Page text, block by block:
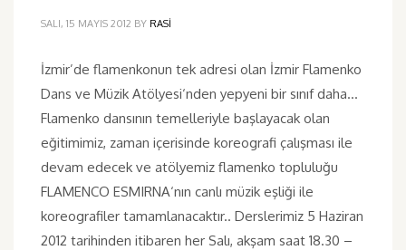
SALI, 15 MAYIS 2012 BY RASI
İzmir’de flamenkonun tek adresi olan İzmir Flamenko
Dans ve Müzik Atölyesi‘nden yepyeni bir sınıf daha…
Flamenko dansının temelleriyle başlayacak olan
eğitimimiz, zaman içerisinde koreografi çalışması ile
devam edecek ve atölyemiz flamenko topluluğu
FLAMENCO ESMIRNA‘nın canlı müzik eşliği ile
koreografiler tamamlanacaktır.. Derslerimiz 5 Haziran
2012 tarihinden itibaren her Salı, akşam saat 18.30 –